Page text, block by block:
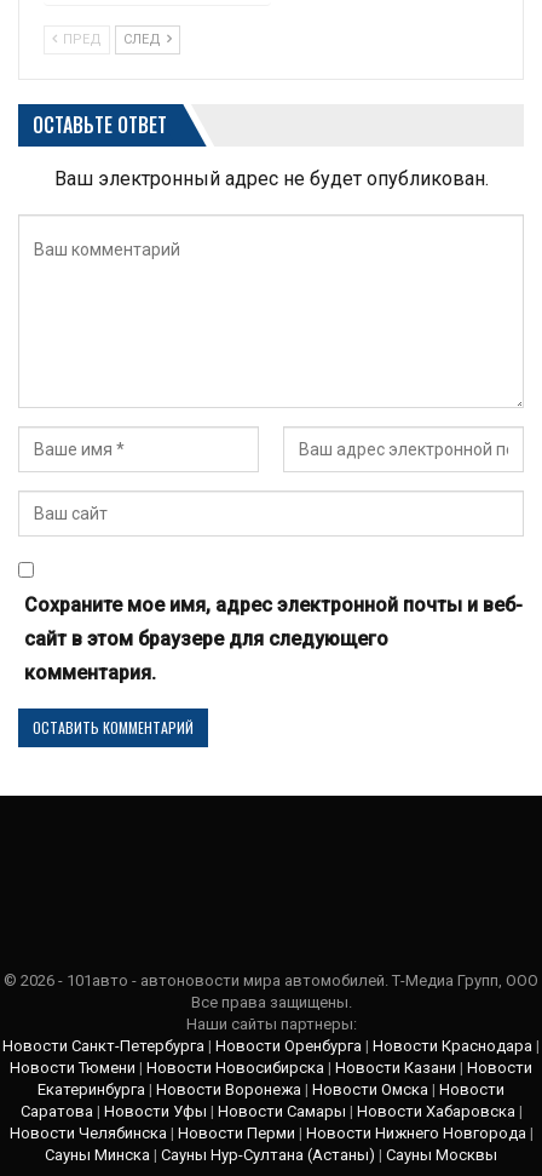
ПРЕД СЛЕД
ОСТАВЬТЕ ОТВЕТ
Ваш электронный адрес не будет опубликован.
Сохраните мое имя, адрес электронной почты и веб-
сайт в этом браузере для следующего
комментария.
© 2026 - 101авто - автоновости мира автомобилей. Т-Медиа Групп, ООО
Все права защищены.
Наши сайты партнеры:
Новости Санкт-Петербурга | Новости Оренбурга | Новости Краснодара |
Новости Тюмени | Новости Новосибирска | Новости Казани | Новости
Екатеринбурга | Новости Воронежа | Новости Омска | Новости
Саратова| Новости Уфы | Новости Самары | Новости Хабаровска|
Новости Челябинска| Новости Перми | Новости Нижнего Новгорода|
Сауны Минска | Сауны Нур-Султана (Астаны) | Сауны Москвы